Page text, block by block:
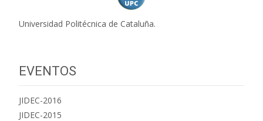
Universidad Politécnica de Cataluña.
EVENTOS
JIDEC-2016
JIDEC-2015